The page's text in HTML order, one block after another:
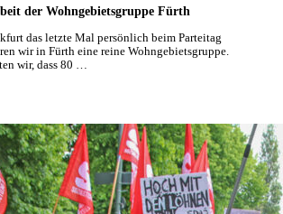
der Wohngebietsgruppe Fürth
das letzte Mal persönlich beim Parteitag
wir in Fürth eine reine Wohngebietsgruppe.
wir, dass 80 …